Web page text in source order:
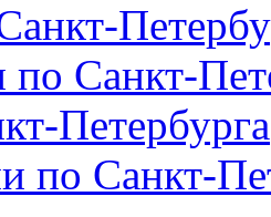
по Санкт-
Петербурга
по Санкт-